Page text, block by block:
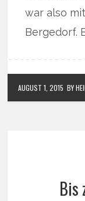
war also
Bergedorf.
AUGUST 1, 2015 BY
Bis